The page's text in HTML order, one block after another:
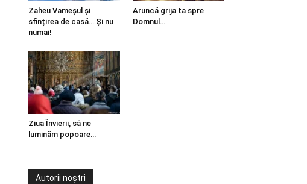
Zaheu Vameșul și
sfințirea de casă… Și nu
numai!
Aruncă grija ta spre
Domnul…
Ziua Învierii, să ne
luminăm popoare…
Autorii noștri